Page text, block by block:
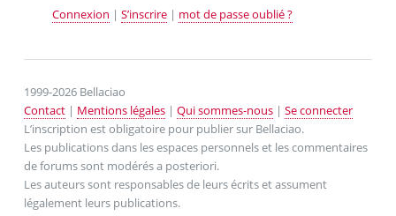
Connexion | S’inscrire| mot de passe oublié ?
1999-2026 Bellaciao
Contact| Mentions légales| Qui sommes-nous| Se connecter
L’inscription est obligatoire pour publier sur Bellaciao.
Les publications dans les espaces personnels et les commentaires
de forums sont modérés a posteriori.
Les auteurs sont responsables de leurs écrits et assument
légalement leurs publications.